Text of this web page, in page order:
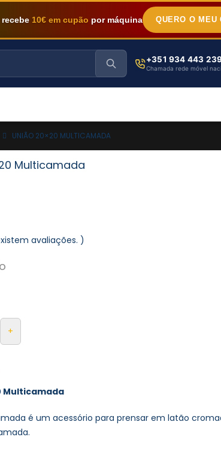
10€ em cupão por máquina QUERO O MEU
+351 934 443
Chamada rede móvel
UNIÃO 20×20 MULTICAMADA
Multicamada
avaliações. )
+
Multicamada
é um acessório para prensar em latão